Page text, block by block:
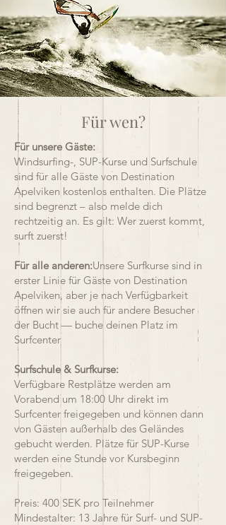
Für wen?
Für unsere Gäste:
Windsurfing-, SUP-Kurse und Surfschule
sind für alle Gäste von Destination
Apelviken kostenlos enthalten. Die Plätze
sind begrenzt – also melde dich
rechtzeitig an. Es gilt: Wer zuerst kommt,
surft zuerst!
Für alle anderen:Unsere Surfkurse sind in
erster Linie für Gäste von Destination
Apelviken, aber je nach Verfügbarkeit
öffnen wir sie auch für andere Besucher
der Bucht — buche deinen Platz im
Surfcenter
Surfschule & Surfkurse:
Verfügbare Restplätze werden am
Vorabend um 18:00 Uhr direkt im
Surfcenter freigegeben und können dann
von Gästen außerhalb des Geländes
gebucht werden. Plätze für SUP-Kurse
werden eine Stunde vor Kursbeginn
freigegeben.
Preis: 400 SEK pro Teilnehmer
Mindestalter: 13 Jahre für Surf- und SUP-